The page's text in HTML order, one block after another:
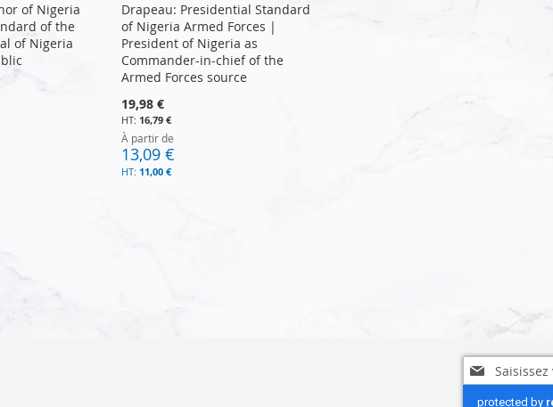
of Nigeria
of the
of Nigeria
Drapeau: Presidential Standard
of Nigeria Armed Forces |
President of Nigeria as
Commander-in-chief of the
Armed Forces source
19,98 €
16,79 €
À partir de
13,09 €
11,00 €
Inscription
à
notre